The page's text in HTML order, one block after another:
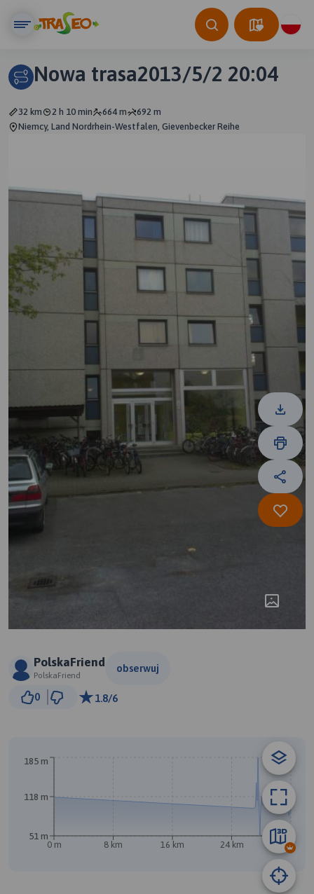
Nowa trasa2013/5/2 20:04
32 km 2 h 10 min 664 m
692 m
Niemcy, Land Nordrhein-Westfalen, Gievenbecker Reihe
PolskaFriend
PolskaFriend
obserwuj
0 1.8/6
0 m 8 km 16 km 24 km 32 km
51 m
118 m
185 m